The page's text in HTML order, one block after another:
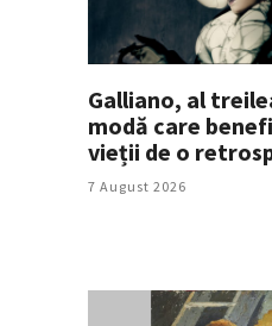
Galliano, al
modă care
vieții de o
7 August 2026